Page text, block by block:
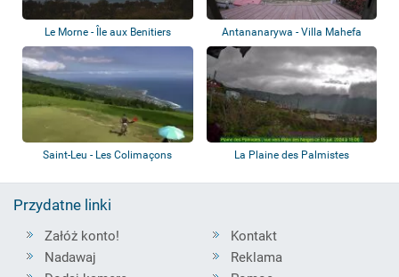
Le Morne - Île aux Benitiers Antananarywa - Villa Mahefa
Saint-Leu - Les Colimaçons La Plaine des Palmistes
Przydatne linki
Załóż konto!
Nadawaj
Kontakt
Reklama